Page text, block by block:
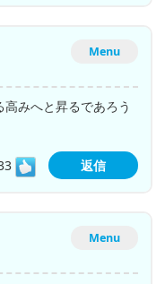
Menu
みへと昇るであろう
返信
Menu